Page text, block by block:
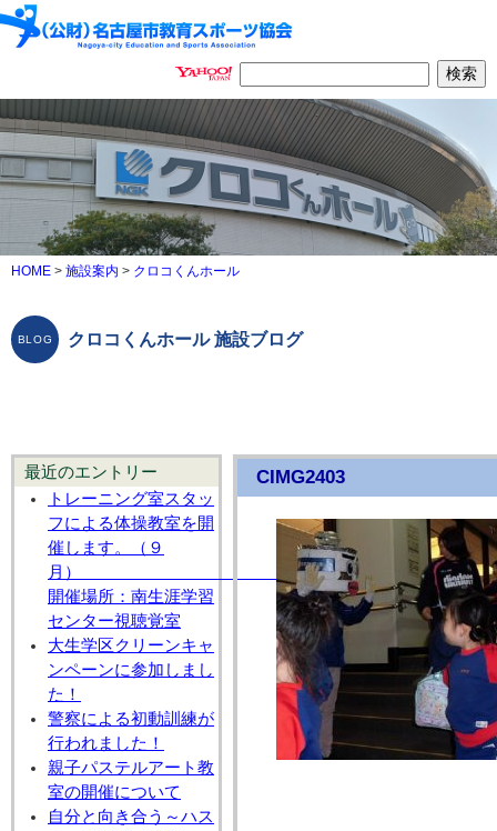
HOME > 施設案内 > クロコくんホール
クロコくんホール 施設ブログ
最近のエントリー
トレーニング室スタッ
フによる体操教室を開
催します。（９
月
開催場所：南生涯学習
センター視聴覚室
大生学区クリーンキャ
ンペーンに参加しまし
た！
警察による初動訓練が
行われました！
親子パステルアート教
室の開催について
自分と向き合う～ハス
CIMG2403